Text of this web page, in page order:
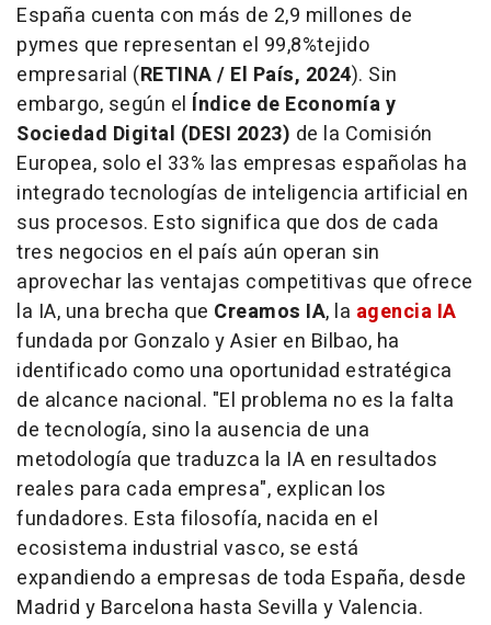
España cuenta con más de 2,9 millones de
pymes que representan el 99,8%tejido
empresarial (RETINA / El País, 2024). Sin
embargo, según el Índice de Economía y
Sociedad Digital (DESI 2023) de la Comisión
Europea, solo el 33% las empresas españolas ha
integrado tecnologías de inteligencia artificial en
sus procesos. Esto significa que dos de cada
tres negocios en el país aún operan sin
aprovechar las ventajas competitivas que ofrece
la IA, una brecha que Creamos IA, la agencia IA
fundada por Gonzalo y Asier en Bilbao, ha
identificado como una oportunidad estratégica
de alcance nacional. "El problema no es la falta
de tecnología, sino la ausencia de una
metodología que traduzca la IA en resultados
reales para cada empresa", explican los
fundadores. Esta filosofía, nacida en el
ecosistema industrial vasco, se está
expandiendo a empresas de toda España, desde
Madrid y Barcelona hasta Sevilla y Valencia.